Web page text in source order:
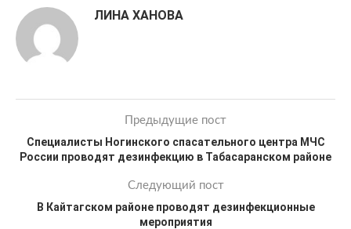
ЛИНА ХАНОВА
Предыдущие пост
Специалисты Ногинского спасательного центра МЧС
России проводят дезинфекцию в Табасаранском районе
Следующий пост
В Кайтагском районе проводят дезинфекционные
мероприятия